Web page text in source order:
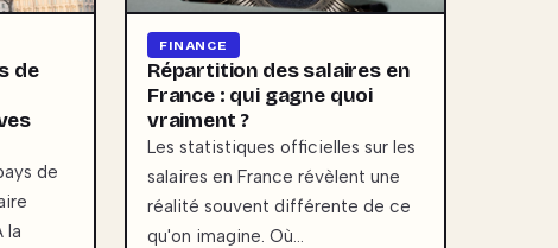
de
de
la
FINANCE
Répartition des salaires en
France : qui gagne quoi
vraiment ?
Les statistiques officielles sur les
salaires en France révèlent une
réalité souvent différente de ce
qu'on imagine. Où…